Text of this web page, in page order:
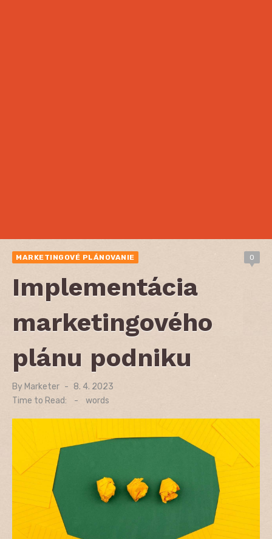
MARKETINGOVÉ PLÁNOVANIE 0
Implementácia
marketingového
plánu podniku
By Marketer
Posted
8. 4. 2023
Time to Read:
- words